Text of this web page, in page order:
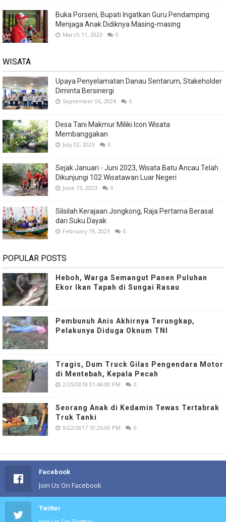
Buka Porseni, Bupati Ingatkan Guru Pendamping
Menjaga Anak Didiknya Masing-masing
March 11, 2023 0
WISATA
Upaya Penyelamatan Danau Sentarum, Stakeholder
Diminta Bersinergi
September 06, 2024 0
Desa Tani Makmur Miliki Icon Wisata
Membanggakan
July 02, 2023 0
Sejak Januari - Juni 2023, Wisata Batu Ancau Telah
Dikunjungi 102 Wisatawan Luar Negeri
June 15, 2023 0
Silsilah Kerajaan Jongkong, Raja Pertama Berasal
dari Suku Dayak
February 19, 2023 0
POPULAR POSTS
Heboh, Warga Semangut Panen Puluhan
Ekor Ikan Tapah di Sungai Rasau
Pembunuh Anis Akhirnya Terungkap,
Pelakunya Diduga Oknum TNI
Tragis, Dum Truck Gilas Pengendara Motor
di Mentebah, Kepala Pecah
2/25/2018 01:46:00 PM 0
Seorang Anak di Kedamin Tewas Tertabrak
Truk Tanki
9/22/2017 10:26:00 PM 0
Facebook
Join Us On Facebook
Twitter